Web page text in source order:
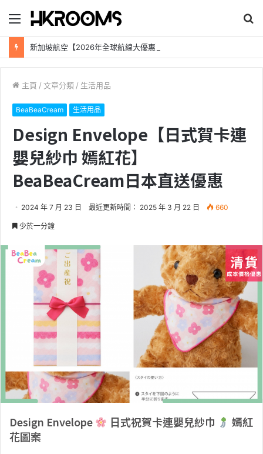
目
錄
尋
主頁 / 文章分類 / 生活用品
BeaBeaCream 生活用品
Design Envelope【日式賀卡連
嬰兒紗巾 嫣紅花】
BeaBeaCream日本直送優惠
2024 年 7 月 23 日 最近更新時間： 2025 年 3 月 22 日 660
少於一分鐘
Design Envelope 日式祝賀卡連嬰兒紗巾
嫣紅
花圖案